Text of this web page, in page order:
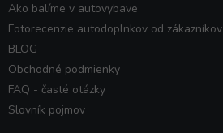
Ako balíme v autovybave
Fotorecenzie autodoplnkov od zákazníkov
BLOG
Obchodné podmienky
FAQ - časté otázky
Slovník pojmov